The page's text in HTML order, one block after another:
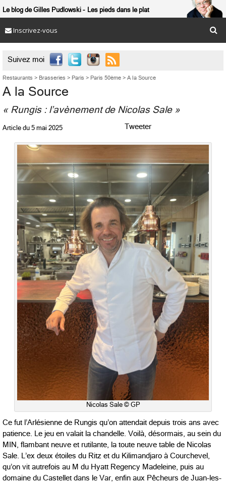
Le blog de Gilles Pudlowski Les pieds dans le plat
Inscrivez-vous
Suivez moi 
Restaurants > Brasseries > Paris > Paris 50ème > A la Source
A la Source
« Rungis : l’avènement de Nicolas Sale »
Article du 5 mai 2025 Tweeter
Nicolas Sale © GP
Ce fut l’Arlésienne de Rungis qu’on attendait depuis trois ans avec
patience. Le jeu en valait la chandelle. Voilà, désormais, au sein du
MIN, flambant neuve et rutilante, la toute neuve table de Nicolas
Sale. L’ex deux étoiles du Ritz et du Kilimandjaro à Courchevel,
qu’on vit autrefois au M du Hyatt Regency Madeleine, puis au
domaine du Castellet dans le Var, enfin aux Pêcheurs de Juan-les-